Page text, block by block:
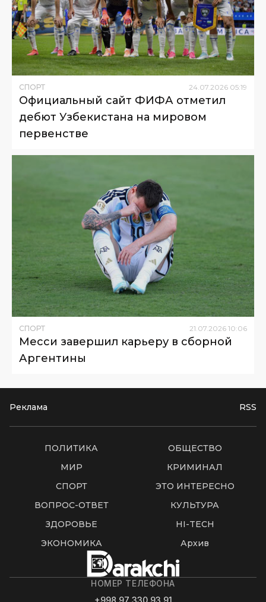
СПОРТ 24 07 2026 05:19
Официальный сайт ФИФА отметил
дебют Узбекистана на мировом
первенстве
СПОРТ 21 07 2026 10:06
Месси завершил карьеру в сборной
Аргентины
Реклама RSS
ПОЛИТИКА
ОБЩЕСТВО
МИР
КРИМИНАЛ
СПОРТ
ЭТО ИНТЕРЕСНО
ВОПРОС-ОТВЕТ
КУЛЬТУРА
ЗДОРОВЬЕ
HI-TECH
ЭКОНОМИКА
Архив
НОМЕР ТЕЛЕФОНА
+998 97 330 93 91